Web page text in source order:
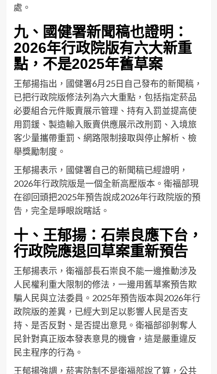
處。
九、國健署新聞稿也證明：
2026年行政院版有六大新重
點，不是2025年舊草案
王郁揚指出，國健署6月25日自己發布的新聞稿，
已把行政院版修法列為六大重點，包括指定菸品
必要組合元件販賣展示管理、持有入罰並提高使
用罰鍰、製造輸入販賣供應展示改刑罰、入境旅
客少量攜帶重罰、網路限制接取與停止解析、檢
舉獎勵制度。
王郁揚表示，國健署自己的新聞稿已經證明，
2026年行政院版是一個全新高壓版本。衛福部現
在卻回頭把2025年預告說成2026年行政院版的預
告，完全是睜眼說瞎話。
十、王郁揚：石崇良應下台，
行政院應退回草案重新預告
王郁揚表示，衛福部長石崇良不能一邊推動涉及
人民權利重大限制的修法，一邊用舊草案預告欺
騙人民與立法委員。2025年預告版本與2026年行
政院版的差異，已經大到足以影響人民是否支
持、是否反對、是否提出意見。衛福部卻剝奪人
民針對真正版本發表意見的機會，這是嚴重違反
民主程序的行為。
王郁揚強調，菸害防制不是衛福部說了算，公共